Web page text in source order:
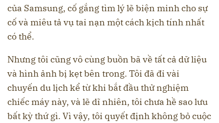
của Samsung, cố gắng tìm lý lẽ biện minh cho sự
cố và miêu tả vụ tai nạn một cách kịch tính nhất
có thể.
Nhưng tôi cũng vô cùng buồn bã về tất cả dữ liệu
và hình ảnh bị kẹt bên trong. Tôi đã đi vài
chuyến du lịch kể từ khi bắt đầu thử nghiệm
chiếc máy này, và lẽ dĩ nhiên, tôi chưa hề sao lưu
bất kỳ thứ gì. Vì vậy, tôi quyết định không bỏ cuộc